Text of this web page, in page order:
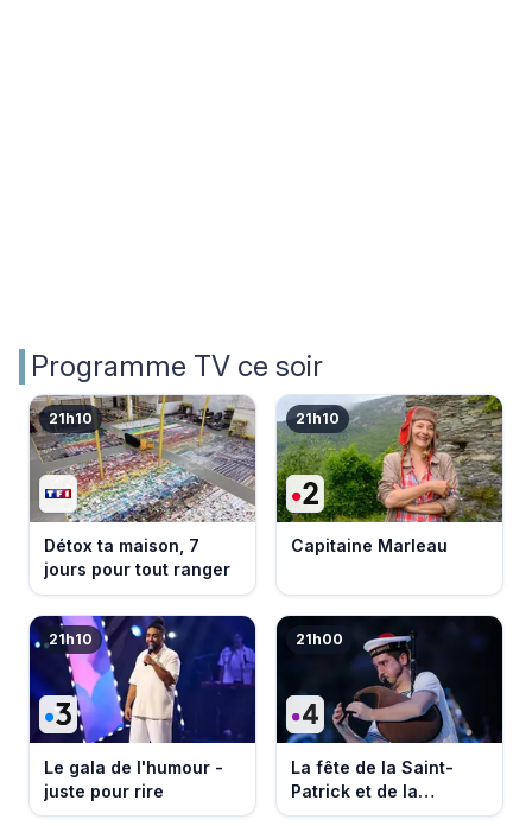
Programme TV ce soir
21h10
Détox ta maison, 7
jours pour tout ranger
21h10
Capitaine Marleau
21h10
Le gala de l'humour -
juste pour rire
21h00
La fête de la Saint-
Patrick et de la
Bretagne